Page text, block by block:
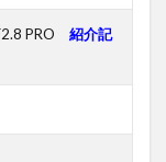
PRO 紹介記